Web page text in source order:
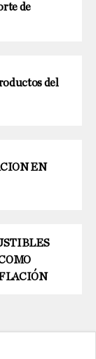
de
del
EN